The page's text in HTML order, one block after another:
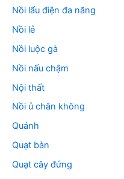
Nồi lẩu điện đa năng
Nồi lẻ
Nồi luộc gà
Nồi nấu chậm
Nội thất
Nồi ủ chân không
Quánh
Quạt bàn
Quạt cây đứng